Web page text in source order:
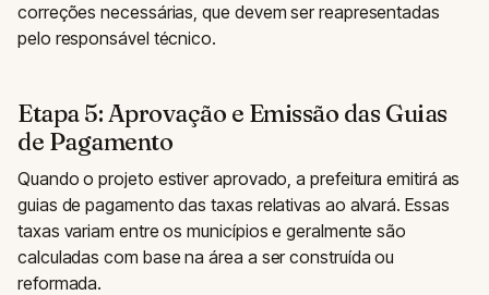
correções necessárias, que devem ser reapresentadas
pelo responsável técnico.
Etapa 5: Aprovação e Emissão das Guias
de Pagamento
Quando o projeto estiver aprovado, a prefeitura emitirá as
guias de pagamento das taxas relativas ao alvará. Essas
taxas variam entre os municípios e geralmente são
calculadas com base na área a ser construída ou
reformada.